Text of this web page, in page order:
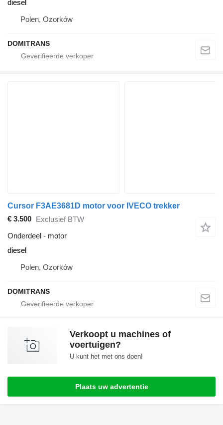
diesel
Polen, Ozorków
DOMITRANS
Cursor F3AE3681D motor voor IVECO trekker
€ 3.500 Exclusief BTW
Onderdeel - motor
diesel
Polen, Ozorków
DOMITRANS
Verkoopt u machines of
voertuigen?
U kunt het met ons doen!
Plaats uw advertentie